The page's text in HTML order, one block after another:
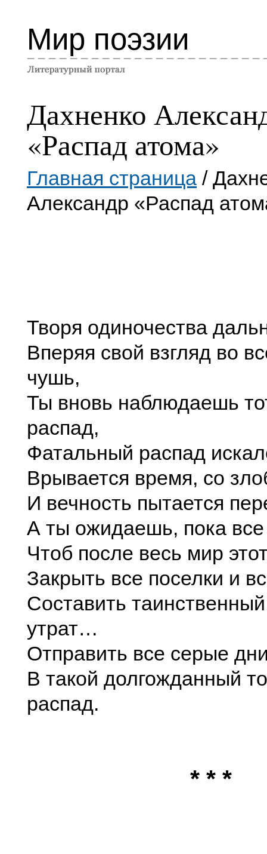
Мир поэзии
Дахненко
«Распад атома»
Главная страница /
Александр «Распад
Творя одиночества
Вперяя свой взгляд во
чушь,
Ты вновь наблюдаешь
распад,
Фатальный распад
Врывается время, со
И вечность пытается
А ты ожидаешь, пока все
Чтоб после весь мир
Закрыть все поселки и
Составить
утрат…
Отправить все серые
В такой долгожданный
распад.
* * *